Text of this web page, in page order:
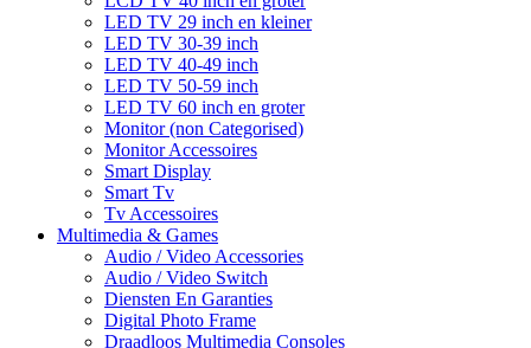
LED TV 29 inch en kleiner
LED TV 30-39 inch
LED TV 40-49 inch
LED TV 50-59 inch
LED TV 60 inch en groter
Monitor (non Categorised)
Monitor Accessoires
Smart Display
Smart Tv
Tv Accessoires
Multimedia & Games
Audio / Video Accessories
Audio / Video Switch
Diensten En Garanties
Digital Photo Frame
Draadloos Multimedia Consoles